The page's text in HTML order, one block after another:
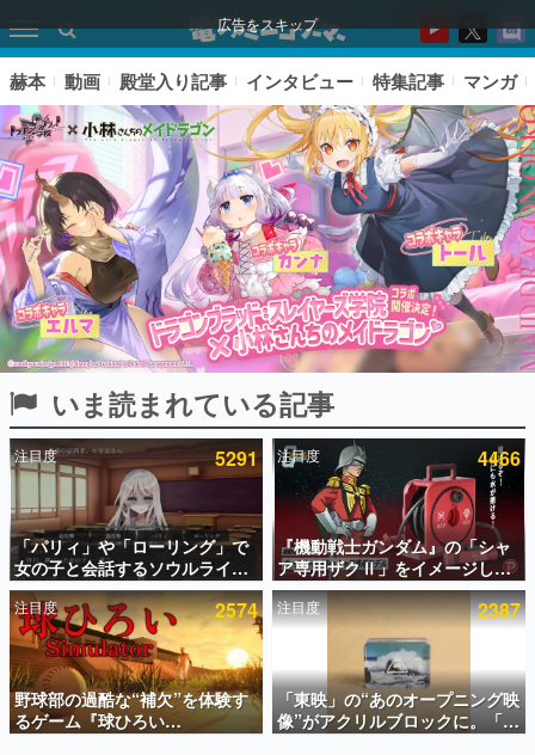
広告をスキップ
ピックアップ
電ファミのいま読まれている記事ランキング
アプリセール情報
インタビュー
連載・特集一覧
殿堂入り記事
SNS拡散数が数千以上！ ページビュー数万以上！ などな
ど。多くの人々に読まれた、電ファミ渾身の“殿堂入り”記
事をまとめました。
赫本 動画 殿堂入り記事 インタビュー 特集記事 マンガ
いま読まれている記事
注目度 5291
「パリィ」や「ローリング」で
女の子と会話するソウルライク
恋愛ゲーム『小早川さんはソウ
ルライク』無料公開。返事に失
敗すると「YOU DIED」
注目度 4466
『機動戦士ガンダム』の「シャ
ア専用ザクⅡ」をイメージした
散水ホースリールが予約開始。
本体にはシャアのパーソナルマ
ークやジオン公国軍のエンブレ
ム、型式番号などを配置
注目度 2574
野球部の過酷な“補欠”を体験す
るゲーム『球ひろい
Simulator』が「1件」のウィッ
注目度 2387
「東映」の“あのオープニング映
像”がアクリルブロックに。「東
映ヒストリカル グッズコレクシ